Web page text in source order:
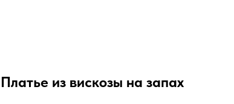
Платье из вискозы на запах